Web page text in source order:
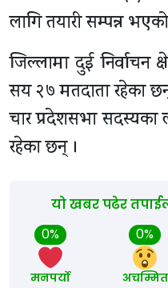
लागि तयारी सम्पन्न
जिल्लामा दुई निर्वाचन
सय २७ मतदाता रहेका
चार प्रदेशसभा सदस्यका
रहेका छन् ।
यो खबर पढेर
0%
मनपर्यो
0%
अचम्मित